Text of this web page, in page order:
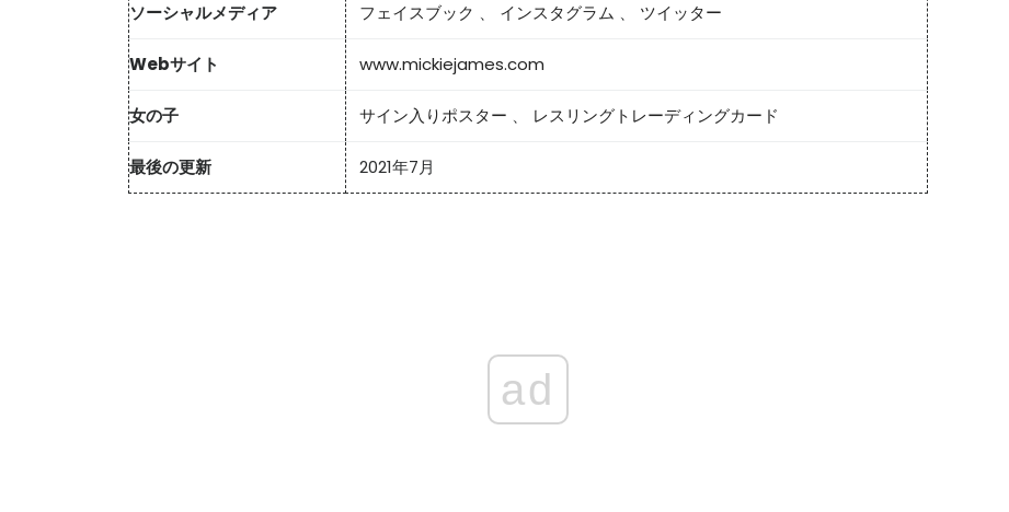
ソーシャルメディア フェイスブック 、 インスタグラム 、 ツイッター
Webサイト www.mickiejames.com
女の子 サイン入りポスター 、 レスリングトレーディングカード
最後の更新 2021年7月
ad